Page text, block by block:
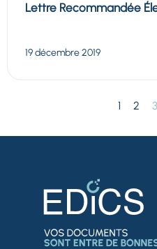
Lettre Recommandée
19 décembre 2019
1 2 3